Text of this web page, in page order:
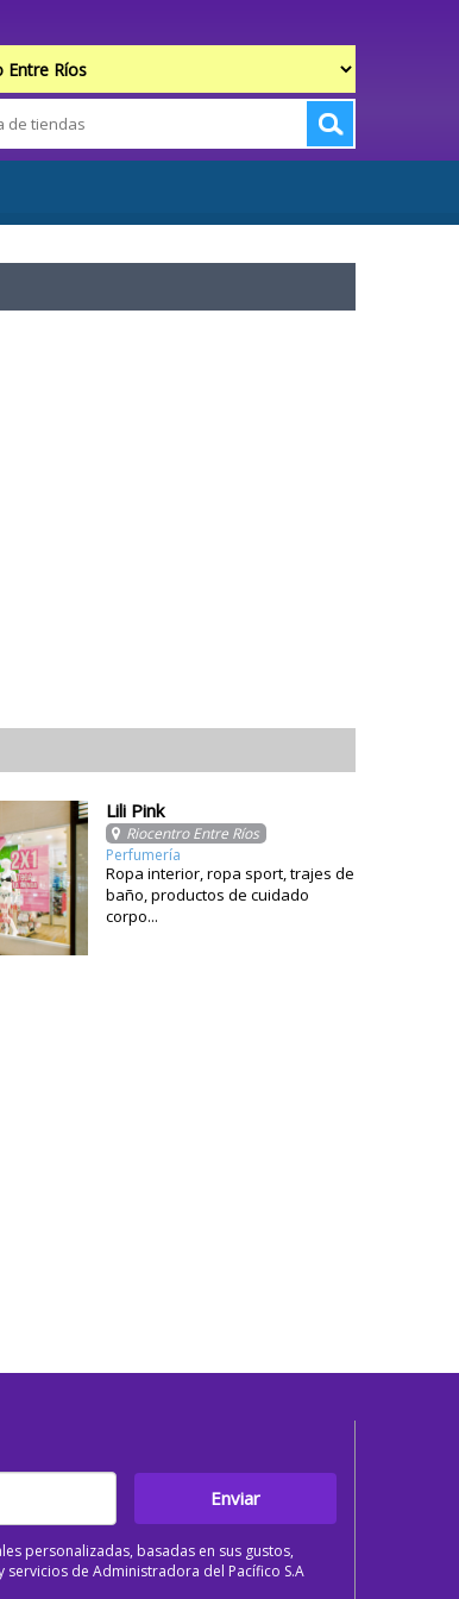
Lili Pink
Riocentro Entre Ríos
Perfumería
Ropa interior, ropa sport, trajes de
baño, productos de cuidado
corpo...
Enviar
personalizadas, basadas en sus gustos,
de Administradora del Pacífico S.A